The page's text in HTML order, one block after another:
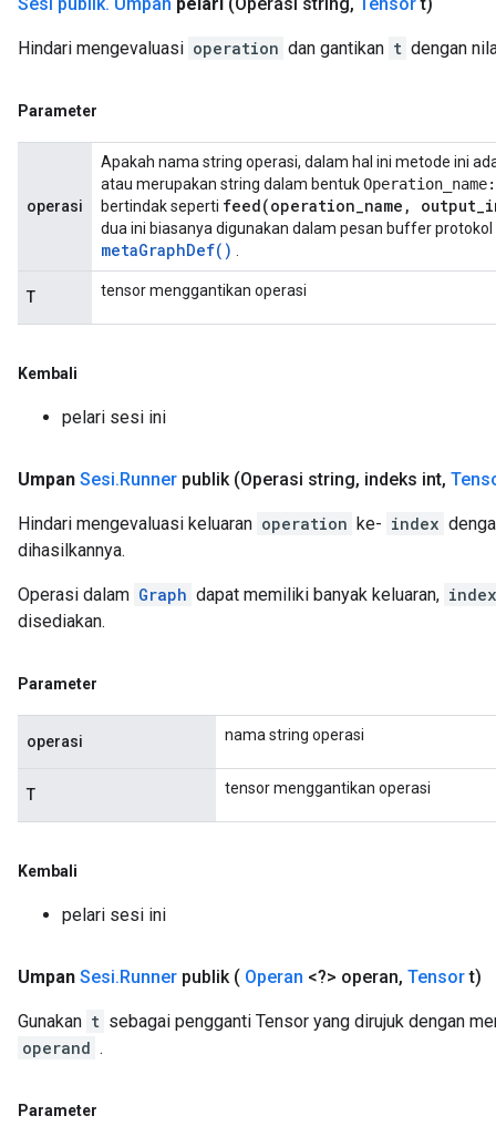
Hindari mengevaluasi operation dan gantikan t dengan
Parameter
operasi
Apakah nama string operasi, dalam hal ini metode ini
atau merupakan string dalam bentuk
bertindak seperti feed(operation_name , output_
dua ini biasanya digunakan dalam pesan buffer protokol
metaGraphDef( )
T tensor menggantikan operasi
Kembali
pelari sesi ini
Umpan Sesi.Runner publik (Operasi string, indeks int,
Hindari mengevaluasi keluaran operation ke- index
dihasilkannya.
Operasi dalam Graph dapat memiliki banyak keluaran, index
disediakan.
Parameter
operasi nama string operasi
T tensor menggantikan operasi
Kembali
pelari sesi ini
Umpan Sesi.Runner publik ( Operan <?> operan, Tensort)
Gunakan t sebagai pengganti Tensor yang dirujuk dengan
operand .
Parameter